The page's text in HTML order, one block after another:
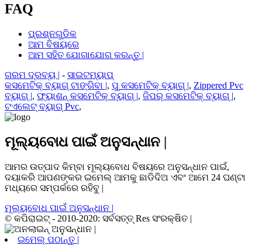
FAQ
ପ୍ରଶ୍ନଗୁଡିକ
ଆମ ବିଷୟରେ
ଆମ ସହିତ ଯୋଗାଯୋଗ କରନ୍ତୁ |
ଗରମ ଦ୍ରବ୍ୟ | - ସାଇଟମ୍ୟାପ୍
କସମେଟିକ୍ ବ୍ୟାଗ୍ ଟାଙ୍ଗିବା |, ପୁ କସମେଟିକ୍ ବ୍ୟାଗ୍ |, Zippered Pvc
ବ୍ୟାଗ୍ |, ଫ୍ୟାଶନ୍ କସମେଟିକ୍ ବ୍ୟାଗ୍ |, ଜିପର୍ କସମେଟିକ୍ ବ୍ୟାଗ୍ |,
ଟଏଲେଟ୍ ବ୍ୟାଗ୍ Pvc,
ମୂଲ୍ୟବୋଧ ପାଇଁ ଅନୁସନ୍ଧାନ |
ଆମର ଉତ୍ପାଦ କିମ୍ବା ମୂଲ୍ୟବୋଧ ବିଷୟରେ ଅନୁସନ୍ଧାନ ପାଇଁ,
ଦୟାକରି ଆପଣଙ୍କର ଇମେଲ୍ ଆମକୁ ଛାଡିଦିଅ ଏବଂ ଆମେ 24 ଘଣ୍ଟା
ମଧ୍ୟରେ ସମ୍ପର୍କରେ ରହିବୁ |
ମୂଲ୍ୟବୋଧ ପାଇଁ ଅନୁସନ୍ଧାନ |
© କପିରାଇଟ୍ - 2010-2020: ସର୍ବସତ୍ତ୍ Res ସଂରକ୍ଷିତ |
ଇମେଲ୍ ପଠାନ୍ତୁ |